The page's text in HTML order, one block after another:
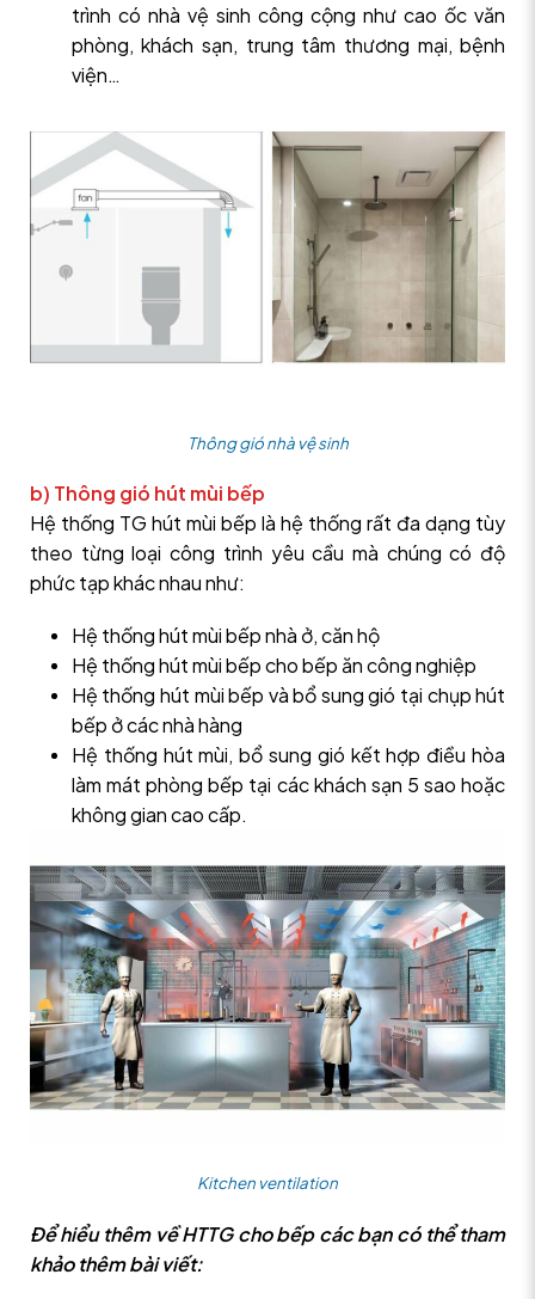
trình có nhà vệ sinh công cộng như cao ốc văn
phòng, khách sạn, trung tâm thương mại, bệnh
viện…
Thông gió nhà vệ sinh
b) Thông gió hút mùi bếp
Hệ thống TG hút mùi bếp là hệ thống rất đa dạng tùy
theo từng loại công trình yêu cầu mà chúng có độ
phức tạp khác nhau như:
Hệ thống hút mùi bếp nhà ở, căn hộ
Hệ thống hút mùi bếp cho bếp ăn công nghiệp
Hệ thống hút mùi bếp và bổ sung gió tại chụp hút
bếp ở các nhà hàng
Hệ thống hút mùi, bổ sung gió kết hợp điều hòa
làm mát phòng bếp tại các khách sạn 5 sao hoặc
không gian cao cấp.
Kitchen ventilation
Để hiểu thêm về HTTG cho bếp các bạn có thể tham
khảo thêm bài viết: